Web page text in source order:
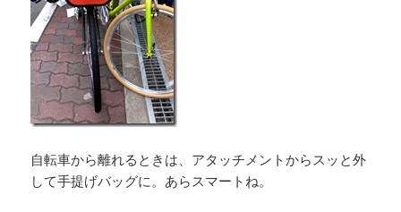
自転車から離れるときは、アタッチメントからスッと外
して手提げバッグに。あらスマートね。